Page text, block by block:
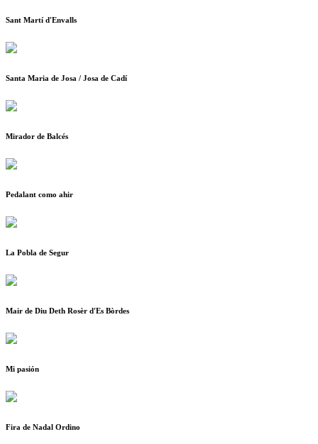
Sant Martí d'Envalls
Santa Maria de Josa / Josa de Cadí
Mirador de Balcés
Pedalant como ahir
La Pobla de Segur
Mair de Diu Deth Rosèr d'Es Bòrdes
Mi pasión
Fira de Nadal Ordino